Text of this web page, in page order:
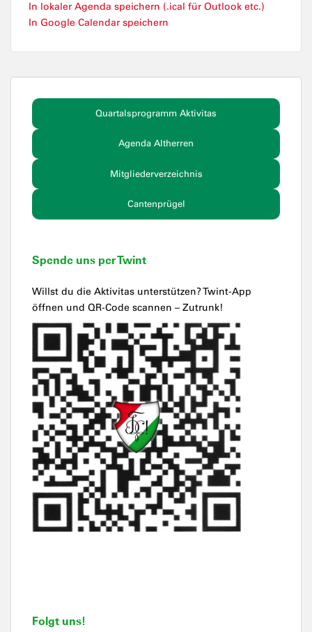
In lokaler Agenda speichern (.ical für Outlook etc.)
In Google Calendar speichern
Quartalsprogramm Aktivitas
Agenda Altherren
Mitgliederverzeichnis
Cantenprügel
Spende uns per Twint
Willst du die Aktivitas unterstützen? Twint-App
öffnen und QR-Code scannen – Zutrunk!
Folgt uns!